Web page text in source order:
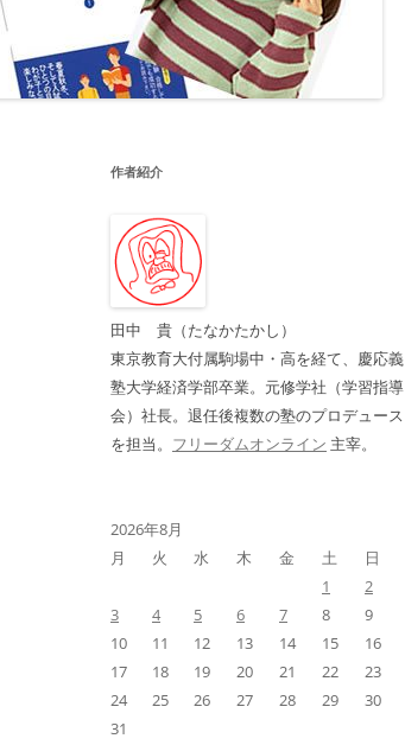
作者紹介
田中 貴（たなかたかし）
東京教育大付属駒場中・高を経て、慶応義
塾大学経済学部卒業。元修学社（学習指導
会）社長。退任後複数の塾のプロデュース
を担当。 フリーダムオンライン 主宰。
2026年8月
月
火 水 木 金 土
日
1
2
3
4 5 6 7 8
9
10
11 12 13 14 15
16
17
18 19 20 21 22
23
24
25 26 27 28 29
30
31